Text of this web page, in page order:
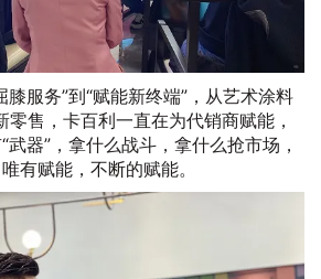
膝服务”到“赋能新终端”，从艺术涂料
零售，卡百利一直在为代销商赋能，
器”，拿什么战斗，拿什么抢市场，
有赋能，不断的赋能。